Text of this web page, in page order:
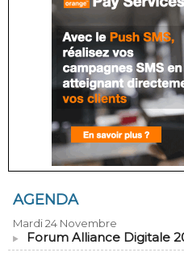
AGENDA
Mardi 24 Novembre
Forum Alliance Digitale